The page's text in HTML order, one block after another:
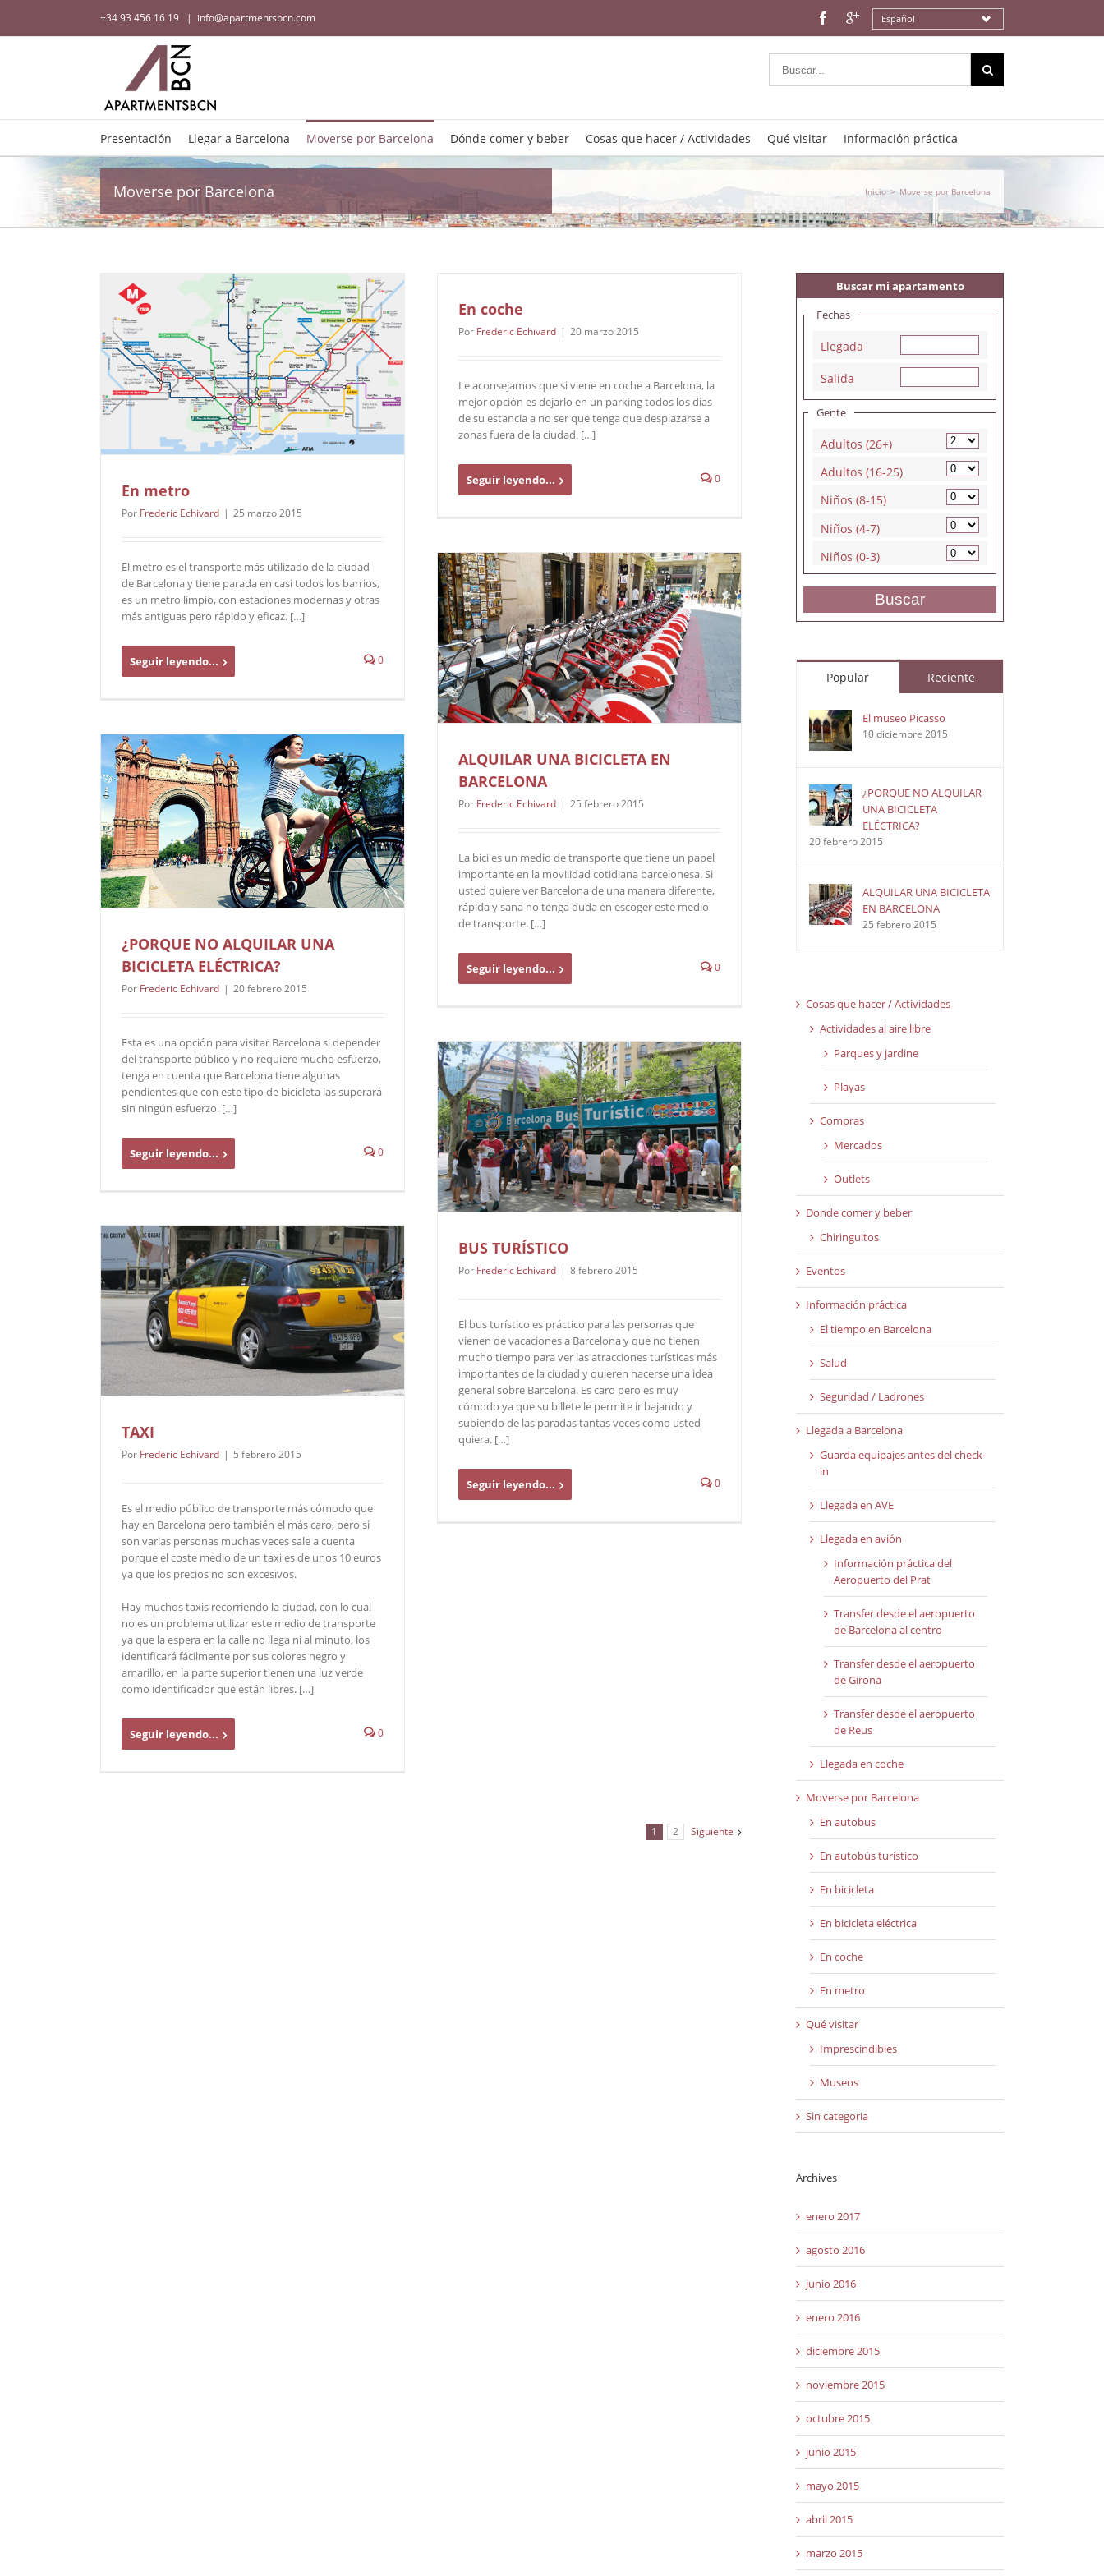
+34 93 456 16 19 | info@apartmentsbcn.com Español
Presentación Llegar a Barcelona Moverse por Barcelona Dónde comer y beber Cosas que hacer / Actividades Qué visitar Información práctica
Moverse por Barcelona Inicio > Moverse por Barcelona
En metro
Por Frederic Echivard | 25 marzo 2015
El metro es el transporte más utilizado de la ciudad
de Barcelona y tiene parada en casi todos los barrios,
es un metro limpio, con estaciones modernas y otras
más antiguas pero rápido y eficaz. […]
Seguir leyendo... 0
En coche
Por Frederic Echivard | 20 marzo 2015
Le aconsejamos que si viene en coche a Barcelona, la
mejor opción es dejarlo en un parking todos los días
de su estancia a no ser que tenga que desplazarse a
zonas fuera de la ciudad. […]
Seguir leyendo... 0
ALQUILAR UNA BICICLETA EN
BARCELONA
Por Frederic Echivard | 25 febrero 2015
La bici es un medio de transporte que tiene un papel
importante en la movilidad cotidiana barcelonesa. Si
usted quiere ver Barcelona de una manera diferente,
rápida y sana no tenga duda en escoger este medio
de transporte. […]
Seguir leyendo... 0
¿PORQUE NO ALQUILAR UNA
BICICLETA ELÉCTRICA?
Por Frederic Echivard | 20 febrero 2015
Esta es una opción para visitar Barcelona si depender
del transporte público y no requiere mucho esfuerzo,
tenga en cuenta que Barcelona tiene algunas
pendientes que con este tipo de bicicleta las superará
sin ningún esfuerzo. […]
Seguir leyendo... 0
BUS TURÍSTICO
Por Frederic Echivard | 8 febrero 2015
El bus turístico es práctico para las personas que
vienen de vacaciones a Barcelona y que no tienen
mucho tiempo para ver las atracciones turísticas más
importantes de la ciudad y quieren hacerse una idea
general sobre Barcelona. Es caro pero es muy
cómodo ya que su billete le permite ir bajando y
subiendo de las paradas tantas veces como usted
quiera. […]
Seguir leyendo... 0
TAXI
Por Frederic Echivard | 5 febrero 2015
Es el medio público de transporte más cómodo que
hay en Barcelona pero también el más caro, pero si
son varias personas muchas veces sale a cuenta
porque el coste medio de un taxi es de unos 10 euros
ya que los precios no son excesivos.
Hay muchos taxis recorriendo la ciudad, con lo cual
no es un problema utilizar este medio de transporte
ya que la espera en la calle no llega ni al minuto, los
identificará fácilmente por sus colores negro y
amarillo, en la parte superior tienen una luz verde
como identificador que están libres. […]
Seguir leyendo... 0
1 2 Siguiente
Buscar mi apartamento
Fechas
Llegada
Salida
Gente
Adultos (26+)
Adultos (16-25)
Niños (8-15)
Niños (4-7)
Niños (0-3)
Buscar
Popular Reciente
El museo Picasso
10 diciembre 2015
¿PORQUE NO ALQUILAR
UNA BICICLETA
ELÉCTRICA?
20 febrero 2015
ALQUILAR UNA BICICLETA
EN BARCELONA
25 febrero 2015
Cosas que hacer / Actividades
Actividades al aire libre
Parques y jardine
Playas
Compras
Mercados
Outlets
Donde comer y beber
Chiringuitos
Eventos
Información práctica
El tiempo en Barcelona
Salud
Seguridad / Ladrones
Llegada a Barcelona
Guarda equipajes antes del check-
in
Llegada en AVE
Llegada en avión
Información práctica del
Aeropuerto del Prat
Transfer desde el aeropuerto
de Barcelona al centro
Transfer desde el aeropuerto
de Girona
Transfer desde el aeropuerto
de Reus
Llegada en coche
Moverse por Barcelona
En autobus
En autobús turístico
En bicicleta
En bicicleta eléctrica
En coche
En metro
Qué visitar
Imprescindibles
Museos
Sin categoria
Archives
enero 2017
agosto 2016
junio 2016
enero 2016
diciembre 2015
noviembre 2015
octubre 2015
junio 2015
mayo 2015
abril 2015
marzo 2015